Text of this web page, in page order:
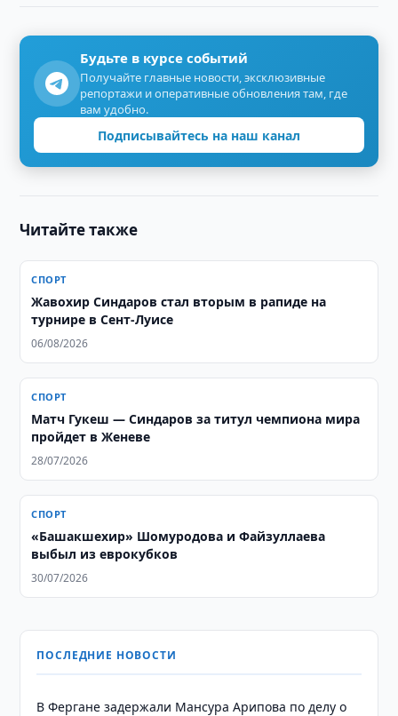
Будьте в курсе событий
Получайте главные новости, эксклюзивные
репортажи и оперативные обновления там, где
вам удобно.
Подписывайтесь на наш канал
Читайте также
СПОРТ
Жавохир Синдаров стал вторым в рапиде на
турнире в Сент-Луисе
06/08/2026
СПОРТ
Матч Гукеш — Синдаров за титул чемпиона мира
пройдет в Женеве
28/07/2026
СПОРТ
«Башакшехир» Шомуродова и Файзуллаева
выбыл из еврокубков
30/07/2026
ПОСЛЕДНИЕ НОВОСТИ
В Фергане задержали Мансура Арипова по делу о